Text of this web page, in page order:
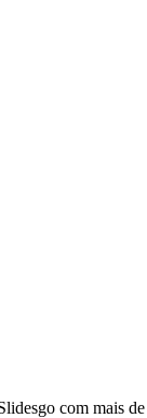
com mais de